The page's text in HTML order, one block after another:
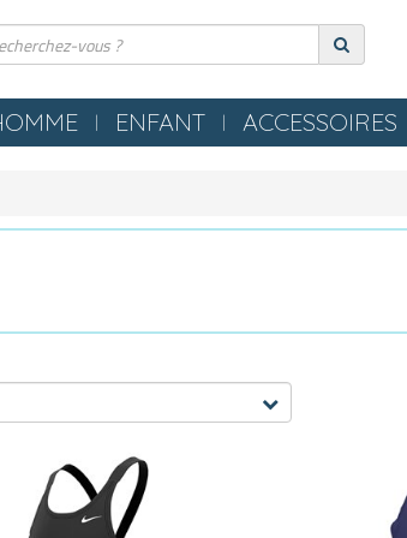
ENFANT ACCESSOIRES
NEZ / BOUCHONS
TEXTILES